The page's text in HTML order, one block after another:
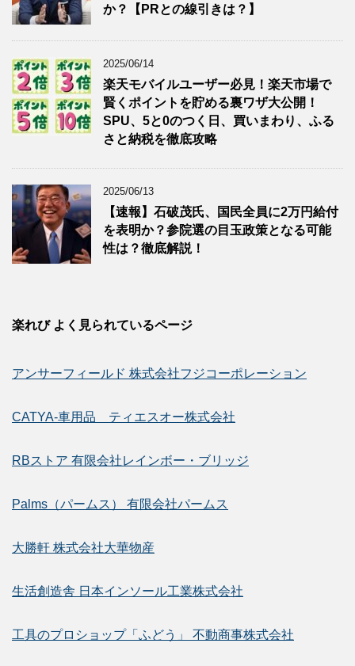
か？【PRとの線引きは？】
2025/06/14
楽天モバイルユーザー必見！楽天市場で
賢くポイントを貯める裏ワザ大公開！
SPU、5と0のつく日、買いまわり、ふる
さと納税を徹底攻略
2025/06/13
【速報】石破茂氏、国民全員に2万円給付
を表明か？参院選の目玉政策となる可能
性は？徹底解説！
楽れび よく見られているページ
アンサーフィールド 株式会社フジコーポレーション
CATYA-車用品 ティエスオー株式会社
RBストア 有限会社レインボー・ブリッジ
Palms（パームス） 有限会社パームス
大勝軒 株式会社大華物産
生活創造舎 日本インソール工業株式会社
工具のプロショップ「ふどう」 不動商事株式会社